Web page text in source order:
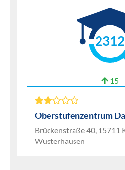
2312
15
Oberstufenzentrum
Brückenstraße 40, 15711
Wusterhausen